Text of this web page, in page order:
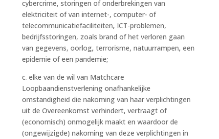
cybercrime, storingen of onderbrekingen van
elektriciteit of van internet-, computer- of
telecommunicatiefaciliteiten, ICT-problemen,
bedrijfsstoringen, zoals brand of het verloren gaan
van gegevens, oorlog, terrorisme, natuurrampen, een
epidemie of een pandemie;
c. elke van de wil van Matchcare
Loopbaandienstverlening onafhankelijke
omstandigheid die nakoming van haar verplichtingen
uit de Overeenkomst verhindert, vertraagt of
(economisch) onmogelijk maakt en waardoor de
(ongewijzigde) nakoming van deze verplichtingen in